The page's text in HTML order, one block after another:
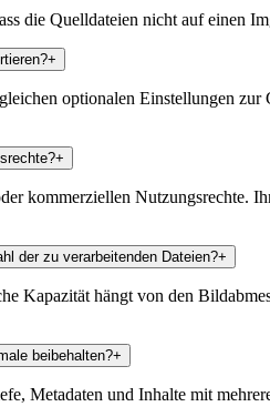
die Quelldateien nicht auf einen
+
optionalen Einstellungen
+
kommerziellen Nutzungsrechte.
der zu verarbeitenden Dateien?+
Kapazität hängt von den
beibehalten?+
Metadaten und Inhalte mit